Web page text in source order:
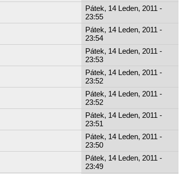
Pátek, 14 Leden, 2011 -
23:55
Pátek, 14 Leden, 2011 -
23:54
Pátek, 14 Leden, 2011 -
23:53
Pátek, 14 Leden, 2011 -
23:52
Pátek, 14 Leden, 2011 -
23:52
Pátek, 14 Leden, 2011 -
23:51
Pátek, 14 Leden, 2011 -
23:50
Pátek, 14 Leden, 2011 -
23:49